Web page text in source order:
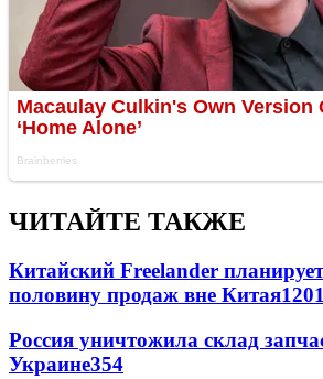
ЧИТАЙТЕ ТАКЖЕ
Китайский Freelander
половину продаж вне Китая1201
Россия уничтожила склад
Украине354